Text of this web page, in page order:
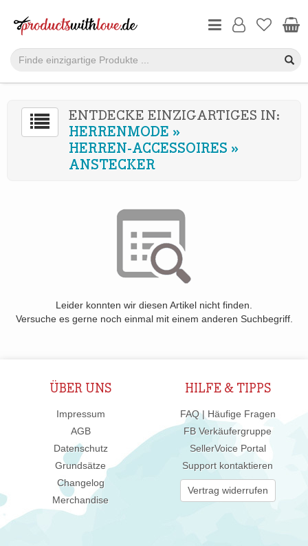
ENTDECKE EINZIGARTIGES IN:
HERRENMODE »
HERREN-ACCESSOIRES »
ANSTECKER
Leider konnten wir diesen Artikel nicht finden.
Versuche es gerne noch einmal mit einem anderen Suchbegriff.
ÜBER UNS
Impressum
AGB
Datenschutz
Grundsätze
Changelog
Merchandise
HILFE & TIPPS
FAQ | Häufige Fragen
FB Verkäufergruppe
SellerVoice Portal
Support kontaktieren
Vertrag widerrufen